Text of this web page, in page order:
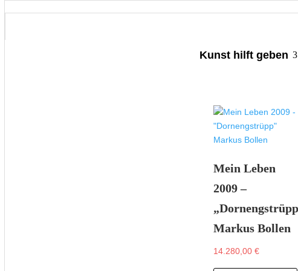
Kunst hilft geben 3
Mein Leben
2009 –
Markus Bollen
14.280,00€